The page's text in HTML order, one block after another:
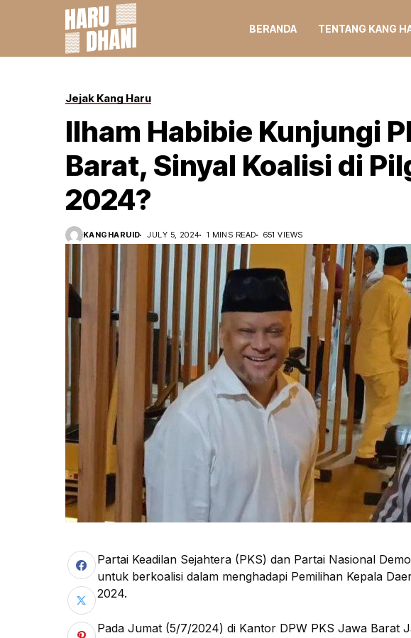
BERANDA TENTANG KANG
Jejak Kang Haru
Ilham Habibie Kunjungi
Barat, Sinyal Koalisi di
2024?
KANGHARUID JULY 5, 2024 1 MINS READ 651 VIEWS
Partai Keadilan Sejahtera (PKS) dan Partai Nasional
untuk berkoalisi dalam menghadapi Pemilihan Kepala
2024.
Pada Jumat (5/7/2024) di Kantor DPW PKS Jawa Barat